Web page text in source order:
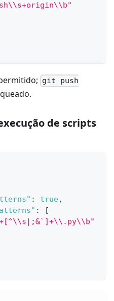
git push
de scripts
: true,
:
[